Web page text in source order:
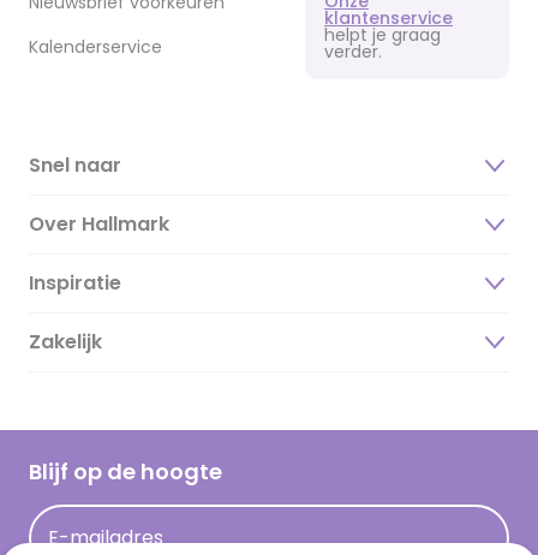
Kalenderservice
klantenservice
helpt je graag
verder.
Snel naar
Over Hallmark
Over ons
Duurzaamheid
Hallmark Kaartclub
Acties
Inspiratie
Magazine
Cadeau inspiratie
Op kamp gedichten en versjes
Leuke en grappige op kamp teksten
Zakelijk
Blijf op de hoogte
E-mailadres